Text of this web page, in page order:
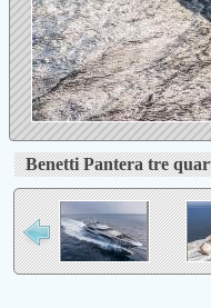
Benetti Pantera tre